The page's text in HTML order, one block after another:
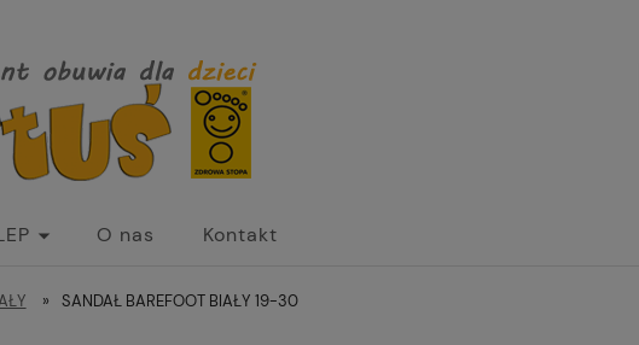
O nas Kontakt
» SANDAŁ BAREFOOT BIAŁY 19-30